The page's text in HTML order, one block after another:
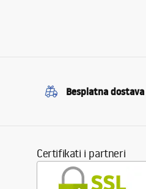
Besplatna dostava
Certifikati i partneri